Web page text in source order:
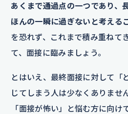
あくまで通過点の一つであり、
ほんの一瞬に過ぎないと考える
を恐れず、これまで積み重ねて
て、面接に臨みましょう。
とはいえ、最終面接に対して「
じてしまう人は少なくありませ
「面接が怖い」と悩む方に向け